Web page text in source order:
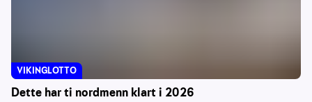
Dette har ti nordmenn klart i 2026
VIKINGLOTTO